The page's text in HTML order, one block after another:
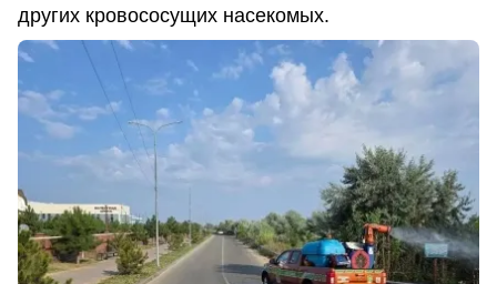
других кровососущих насекомых.